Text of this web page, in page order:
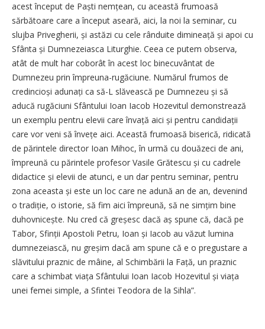
acest început de Paști nemțean, cu această frumoasă
sărbătoare care a început aseară, aici, la noi la seminar, cu
slujba Privegherii, și astăzi cu cele rânduite dimineață și apoi cu
Sfânta și Dumnezeiasca Liturghie. Ceea ce putem observa,
atât de mult har coborât în acest loc binecuvântat de
Dumnezeu prin împreuna-rugăciune. Numărul frumos de
credincioși adunați ca să-L slăvească pe Dumnezeu și să
aducă rugăciuni Sfântului Ioan Iacob Hozevitul demonstrează
un exemplu pentru elevii care învață aici și pentru candidații
care vor veni să învețe aici. Această frumoasă biserică, ridicată
de părintele director Ioan Mihoc, în urmă cu douăzeci de ani,
împreună cu părintele profesor Vasile Grătescu și cu cadrele
didactice și elevii de atunci, e un dar pentru seminar, pentru
zona aceasta și este un loc care ne adună an de an, devenind
o tradiție, o istorie, să fim aici împreună, să ne simțim bine
duhovnicește. Nu cred că greșesc dacă aș spune că, dacă pe
Tabor, Sfinții Apostoli Petru, Ioan și Iacob au văzut lumina
dumnezeiască, nu greșim dacă am spune că e o pregustare a
slăvitului praznic de mâine, al Schimbării la Față, un praznic
care a schimbat viața Sfântului Ioan Iacob Hozevitul și viața
unei femei simple, a Sfintei Teodora de la Sihla”.